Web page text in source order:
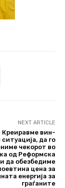
NEXT ARTICLE
вин-
ситуација, да го
чекорот во
од Реформска
да обезбедиме
цена за
енергија за
граѓаните